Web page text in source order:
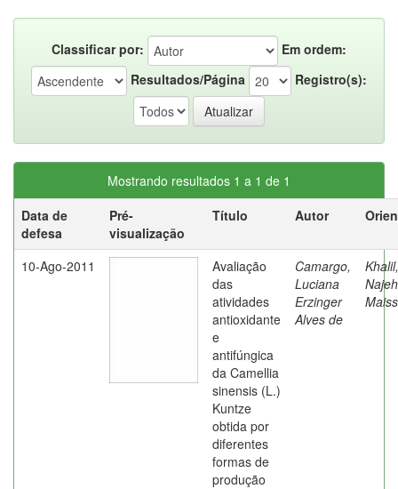
Classificar por:
Em ordem:
Resultados/Página
Registro(s):
Mostrando resultados 1 a 1 de 1
Data de
defesa
Pré-
visualização
Título Autor
10-Ago-2011
Avaliação
das
atividades
antioxidante
e
antifúngica
da Camellia
sinensis (L.)
Kuntze
obtida por
diferentes
formas de
produção
Camargo,
Luciana
Erzinger
Alves de
Khalil,
Najeh